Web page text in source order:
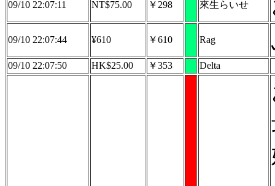
09/10 22:07:11 NT$75.00 ￥298 來生らいせ
09/10 22:07:44 ¥610 ￥610 Rag
09/10 22:07:50 HK$25.00 ￥353 Delta